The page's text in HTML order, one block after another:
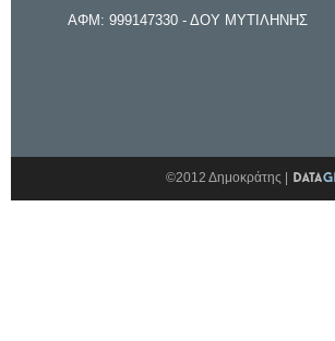
ΑΦΜ: 999147330 - ΔΟΥ ΜΥΤΙΛΗΝΗΣ
©2012 Δημοκράτης |